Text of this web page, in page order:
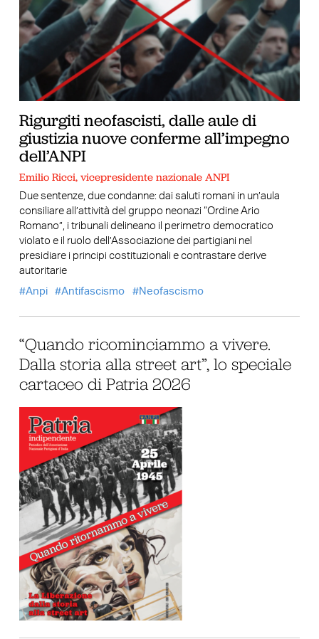
Rigurgiti neofascisti, dalle aule di
giustizia nuove conferme all’impegno
dell’ANPI
Emilio Ricci, vicepresidente nazionale ANPI
Due sentenze, due condanne: dai saluti romani in un’aula
consiliare all’attività del gruppo neonazi “Ordine Ario
Romano”, i tribunali delineano il perimetro democratico
violato e il ruolo dell’Associazione dei partigiani nel
presidiare i principi costituzionali e contrastare derive
autoritarie
Anpi
Antifascismo Neofascismo
“Quando ricominciammo a vivere.
Dalla storia alla street art”, lo speciale
cartaceo di Patria 2026